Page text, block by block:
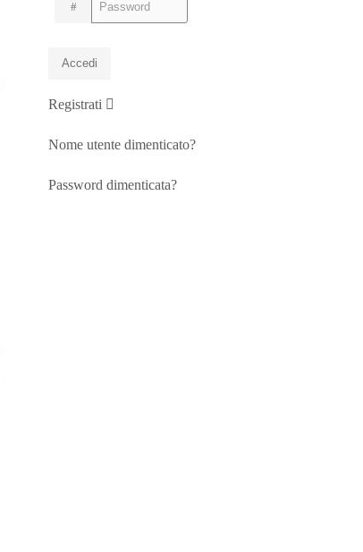
Password
Accedi
Registrati
Nome utente dimenticato?
Password dimenticata?